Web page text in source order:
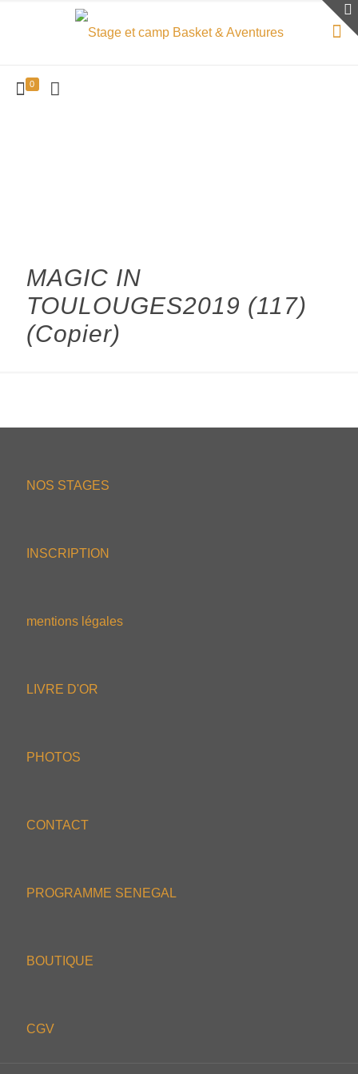
0
MAGIC IN
TOULOUGES2019 (117)
(Copier)
NOS STAGES
INSCRIPTION
mentions légales
LIVRE D'OR
PHOTOS
CONTACT
PROGRAMME SENEGAL
BOUTIQUE
CGV